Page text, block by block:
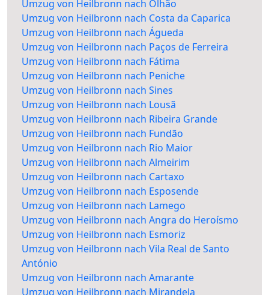
Umzug von Heilbronn nach Olhão
Umzug von Heilbronn nach Costa da Caparica
Umzug von Heilbronn nach Águeda
Umzug von Heilbronn nach Paços de Ferreira
Umzug von Heilbronn nach Fátima
Umzug von Heilbronn nach Peniche
Umzug von Heilbronn nach Sines
Umzug von Heilbronn nach Lousã
Umzug von Heilbronn nach Ribeira Grande
Umzug von Heilbronn nach Fundão
Umzug von Heilbronn nach Rio Maior
Umzug von Heilbronn nach Almeirim
Umzug von Heilbronn nach Cartaxo
Umzug von Heilbronn nach Esposende
Umzug von Heilbronn nach Lamego
Umzug von Heilbronn nach Angra do Heroísmo
Umzug von Heilbronn nach Esmoriz
Umzug von Heilbronn nach Vila Real de Santo
António
Umzug von Heilbronn nach Amarante
Umzug von Heilbronn nach Mirandela